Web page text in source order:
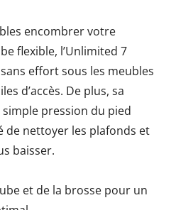
encombrer votre
flexible, l’Unlimited 7
effort sous les meubles
d’accès. De plus, sa
pression du pied
de nettoyer les plafonds et
baisser.
et de la brosse pour un